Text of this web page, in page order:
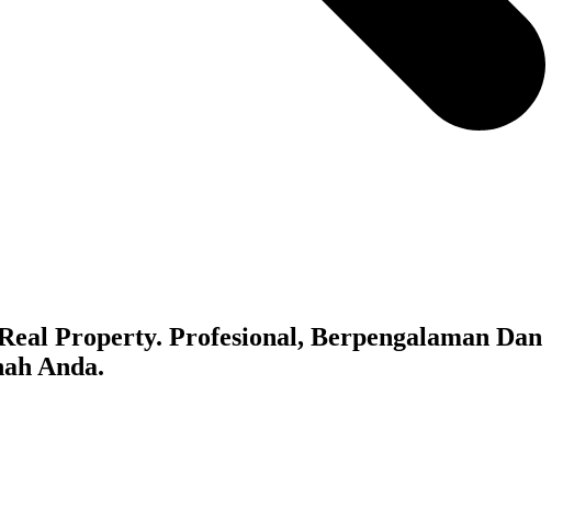
Property. Profesional, Berpengalaman Dan
Anda.